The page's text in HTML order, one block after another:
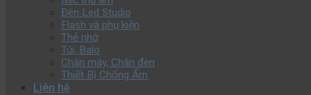
Đèn Led Studio
Flash và phụ kiện
Thẻ nhớ
Túi, Balo
Chân máy, Chân đèn
Thiết Bị Chống Ẩm
Liên hệ